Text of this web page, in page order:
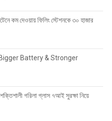
কম দেওয়ায় ফিলিং স্টেশনকে ৩০ হাজার
Battery & Stronger
গরিলা গ্লাস ৭আই সুরক্ষা নিয়ে